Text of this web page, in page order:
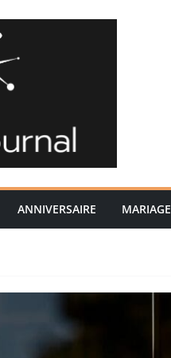
ANNIVERSAIRE MARIAGE